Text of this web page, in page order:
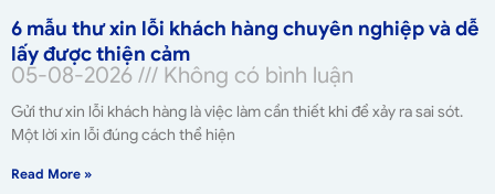
6 mẫu thư xin lỗi khách hàng chuyên nghiệp và dễ
lấy được thiện cảm
05-08-2026 Không có bình luận
Gửi thư xin lỗi khách hàng là việc làm cần thiết khi để xảy ra sai sót.
Một lời xin lỗi đúng cách thể hiện
Read More »